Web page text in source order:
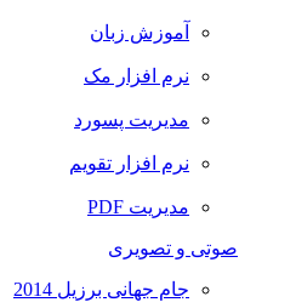
آموزش زبان
نرم افزار مک
مدیریت پسورد
نرم افزار تقویم
مدیریت PDF
صوتی و تصویری
جام جهانی برزیل 2014